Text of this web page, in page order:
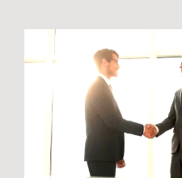
potencien su
esperados combinando
prácticas y diversas